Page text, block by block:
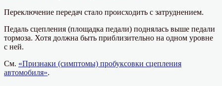
Переключение передач стало происходить с затруднением.
Педаль сцепления (площадка педали) поднялась выше педали
тормоза. Хотя должна быть приблизительно на одном уровне
с ней.
См. «Признаки (симптомы) пробуксовки сцепления
автомобиля».